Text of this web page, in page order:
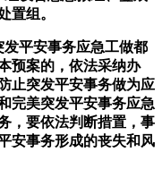
置组。
平安事务应急工做都
预案的，依法采纳办
止突发平安事务做为应
完美突发平安事务应急
，要依法判断措置，事
安事务形成的丧失和风